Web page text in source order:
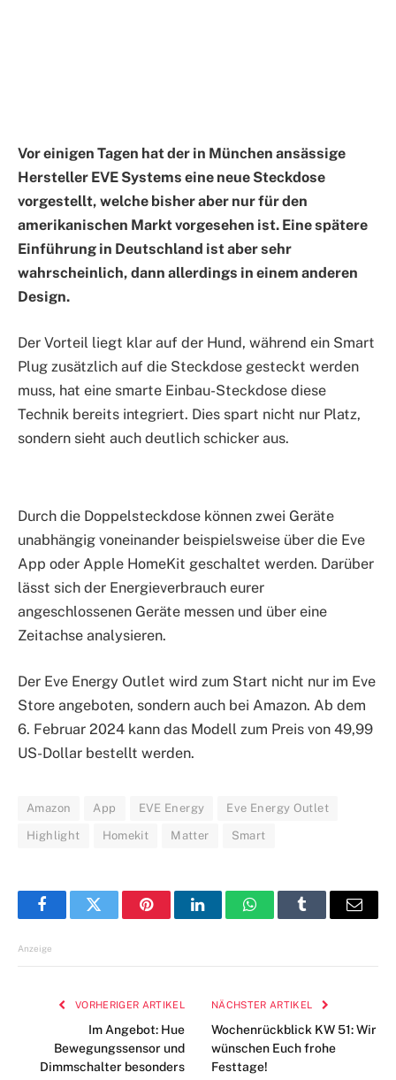
Vor einigen Tagen hat der in München ansässige
Hersteller EVE Systems eine neue Steckdose
vorgestellt, welche bisher aber nur für den
amerikanischen Markt vorgesehen ist. Eine spätere
Einführung in Deutschland ist aber sehr
wahrscheinlich, dann allerdings in einem anderen
Design.
Der Vorteil liegt klar auf der Hund, während ein Smart
Plug zusätzlich auf die Steckdose gesteckt werden
muss, hat eine smarte Einbau-Steckdose diese
Technik bereits integriert. Dies spart nicht nur Platz,
sondern sieht auch deutlich schicker aus.
Durch die Doppelsteckdose können zwei Geräte
unabhängig voneinander beispielsweise über die Eve
App oder Apple HomeKit geschaltet werden. Darüber
lässt sich der Energieverbrauch eurer
angeschlossenen Geräte messen und über eine
Zeitachse analysieren.
Der Eve Energy Outlet wird zum Start nicht nur im Eve
Store angeboten, sondern auch bei Amazon. Ab dem
6. Februar 2024 kann das Modell zum Preis von 49,99
US-Dollar bestellt werden.
Amazon App EVE Energy Eve Energy Outlet
Highlight Homekit Matter Smart
FacebookTwitter PinterestLinkedInWhatsAppTumblr E-
Anzeige
VORHERIGER ARTIKEL
Im Angebot: Hue
Bewegungssensor und
Dimmschalter besonders
NÄCHSTER ARTIKEL
Wochenrückblick KW 51: Wir
wünschen Euch frohe
Festtage!